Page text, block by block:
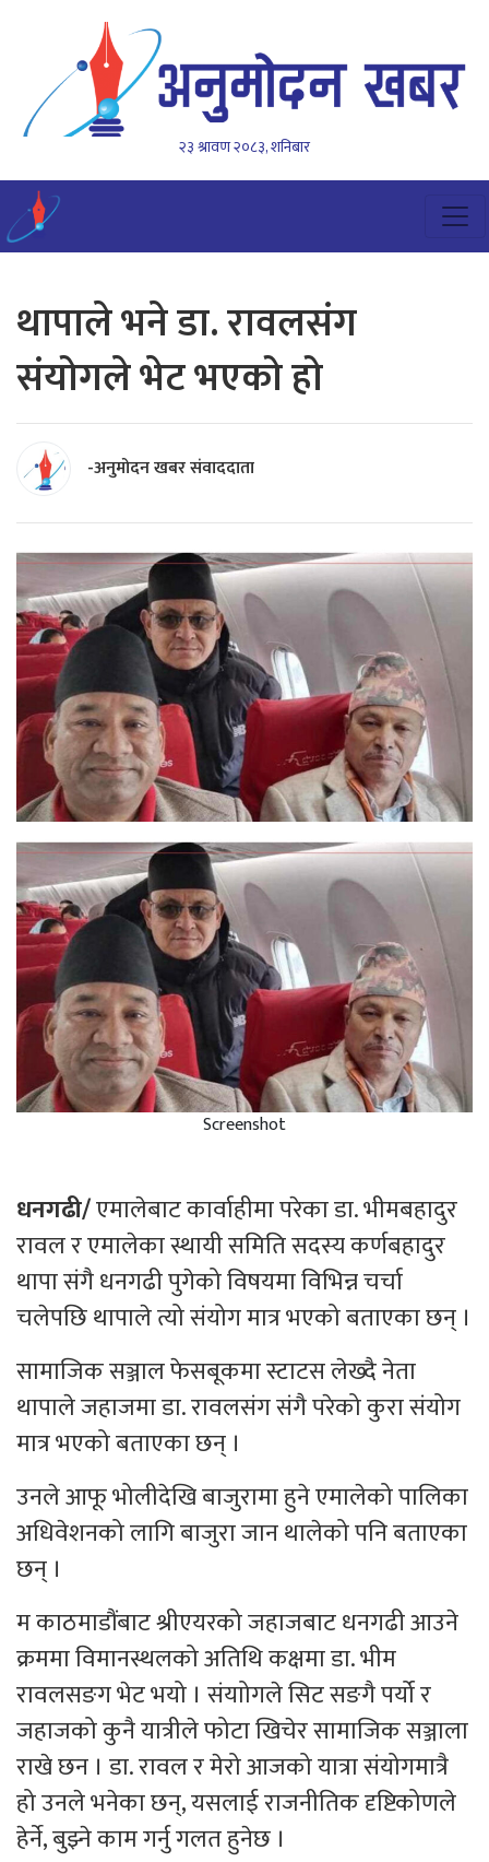
२३ श्रावण २०८३, शनिबार
थापाले भने डा. रावलसंग
संयोगले भेट भएको हो
-अनुमोदन खबर संवाददाता
Screenshot
धनगढी/एमालेबाट कार्वाहीमा परेका डा. भीमबहादुर
रावल र एमालेका स्थायी समिति सदस्य कर्णबहादुर
थापा संगै धनगढी पुगेको विषयमा विभिन्न चर्चा
चलेपछि थापाले त्यो संयोग मात्र भएको बताएका छन् ।
सामाजिक सञ्जाल फेसबूकमा स्टाटस लेख्दै नेता
थापाले जहाजमा डा. रावलसंग संगै परेको कुरा संयोग
मात्र भएको बताएका छन् ।
उनले आफू भोलीदेखि बाजुरामा हुने एमालेको पालिका
अधिवेशनको लागि बाजुरा जान थालेको पनि बताएका
छन् ।
म काठमाडौंबाट श्रीएयरको जहाजबाट धनगढी आउने
क्रममा विमानस्थलको अतिथि कक्षमा डा. भीम
रावलसङग भेट भयो । संयाोगले सिट सङगै पर्यो र
जहाजको कुनै यात्रीले फोटा खिचेर सामाजिक सञ्जाला
राखे छन । डा. रावल र मेरो आजको यात्रा संयोगमात्रै
हो उनले भनेका छन्, यसलाई राजनीतिक दृष्टिकोणले
हेर्ने, बुझ्ने काम गर्नु गलत हुनेछ ।